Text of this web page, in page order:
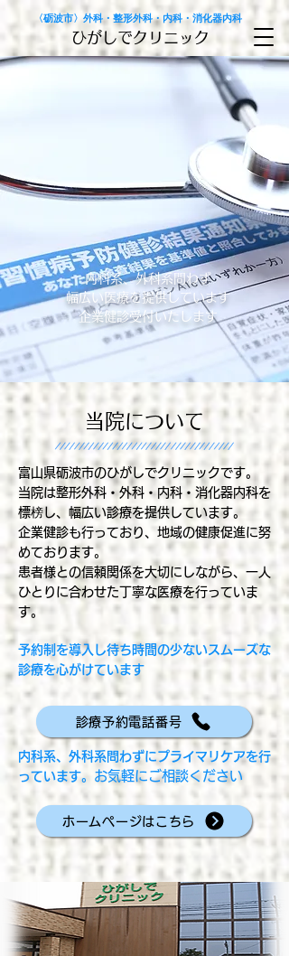
〈砺波市〉外科・整形外科・内科・消化器内科
ひがしでクリニック
内科系、外科系問わず
幅広い医療を提供しています
企業健診受付いたします
当院について
富山県砺波市のひがしでクリニックです。
当院は整形外科・外科・内科・消化器内科を
標榜し、幅広い診療を提供しています。
企業健診も行っており、地域の健康促進に努
めております。
患者様との信頼関係を大切にしながら、一人
ひとりに合わせた丁寧な医療を行っていま
す。
予約制を導入し待ち時間の少ないスムーズな
診療を心がけています
診療予約電話番号
内科系、外科系問わずにプライマリケアを行
っています。 お気軽にご相談ください
ホームページはこちら